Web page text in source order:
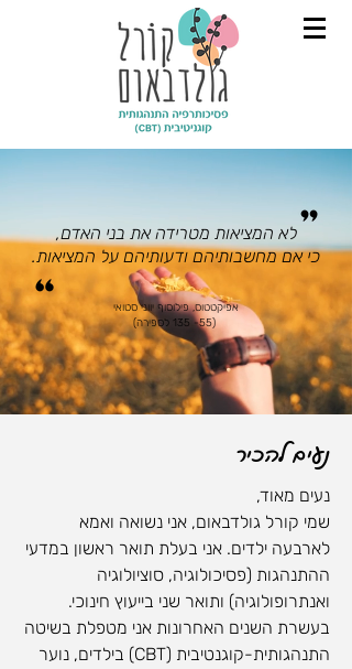
אפיקטטוס,פילוסוף יווני סטואי
(55- 135 לספירה)
לא המציאות מטרידה את בני האדם,
כי אם מחשבותיהם ודעותיהם על המציאות.
נעים להכיר
נעים מאוד,
שמי קורל גולדבאום, אני נשואה ואמא
לארבעה ילדים. אני בעלת תואר ראשון במדעי
ההתנהגות (פסיכולוגיה, סוציולוגיה
ואנתרופולוגיה) ותואר שני בייעוץ חינוכי.
בעשרת השנים האחרונות אני מטפלת בשיטה
התנהגותית-קוגנטיבית (CBT) בילדים, נוער